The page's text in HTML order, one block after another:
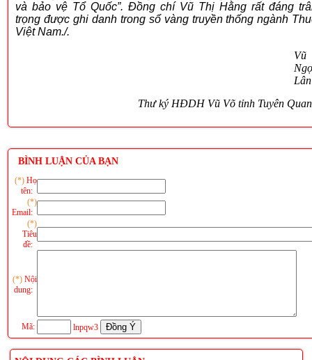
và bảo vệ Tổ Quốc”. Đồng chí Vũ Thị Hằng rất đáng
trọng được ghi danh trong sổ vàng truyền thống ngành
Việt Nam./.
Vũ
Lân
Thư ký HĐDH Vũ Võ tỉnh Tuyên
BÌNH LUẬN CỦA BẠN
(*) Họ
tên:
(*)
Email:
(*)
Tiêu
đề:
(*) Nội
dung:
Mã: lnpqw3